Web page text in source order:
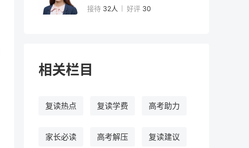
接待 32人 好评 30
相关栏目
复读热点 复读学费 高考助力
家长必读 高考解压 复读建议